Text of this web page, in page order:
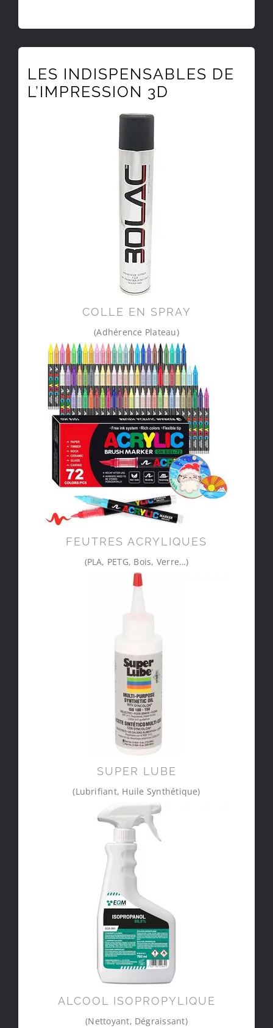
LES INDISPENSABLES DE
L’IMPRESSION 3D
COLLE EN SPRAY
(Adhérence Plateau)
FEUTRES ACRYLIQUES
(PLA, PETG, Bois, Verre…)
SUPER LUBE
(Lubrifiant, Huile Synthétique)
ALCOOL ISOPROPYLIQUE
(Nettoyant, Dégraissant)